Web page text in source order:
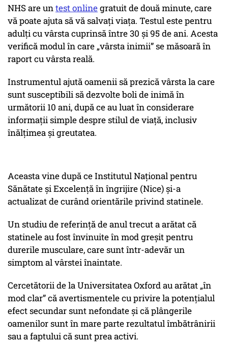
NHS are untest onlinegratuit de două minute, care
vă poate ajuta să vă salvați viața. Testul este pentru
adulți cu vârsta cuprinsă între 30 și 95 de ani. Acesta
verifică modul în care „vârsta inimii” se măsoară în
raport cu vârsta reală.
Instrumentul ajută oamenii să prezică vârsta la care
sunt susceptibili să dezvolte boli de inimă în
următorii 10 ani, după ce au luat în considerare
informații simple despre stilul de viață, inclusiv
înălțimea și greutatea.
Aceasta vine după ce Institutul Național pentru
Sănătate și Excelență în îngrijire (Nice) și-a
actualizat de curând orientările privind statinele.
Un studiu de referință de anul trecut a arătat că
statinele au fost învinuite în mod greșit pentru
durerile musculare, care sunt într-adevăr un
simptom al vârstei înaintate.
Cercetătorii de la Universitatea Oxford au arătat „în
mod clar” că avertismentele cu privire la potențialul
efect secundar sunt nefondate și că plângerile
oamenilor sunt în mare parte rezultatul îmbătrânirii
sau a faptului că sunt prea activi.